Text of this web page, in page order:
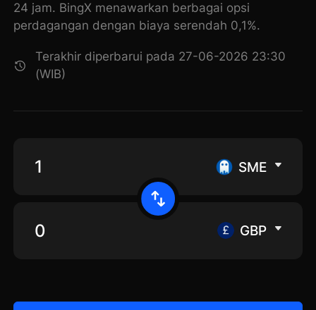
24 jam. BingX menawarkan berbagai opsi
perdagangan dengan biaya serendah 0,1%.
Terakhir diperbarui pada 27-06-2026 23:30
(WIB)
SME
GBP